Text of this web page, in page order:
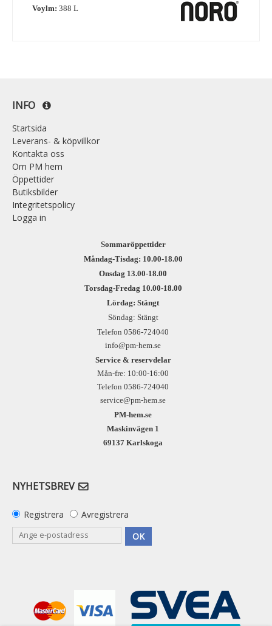
Voylm: 388 L
INFO
Startsida
Leverans- & köpvillkor
Kontakta oss
Om PM hem
Öppettider
Butiksbilder
Integritetspolicy
Logga in
Sommaröppettider
Måndag-Tisdag: 10.00-18.00
Onsdag 13.00-18.00
Torsdag-Fredag 10.00-18.00
Lördag: Stängt
Söndag: Stängt
Telefon 0586-724040
info@pm-hem.se
Service & reservdelar
Mån-fre: 10:00-16:00
Telefon 0586-724040
service@pm-hem.se
PM-hem.se
Maskinvägen 1
69137 Karlskoga
NYHETSBREV
Registrera
Avregistrera
OK